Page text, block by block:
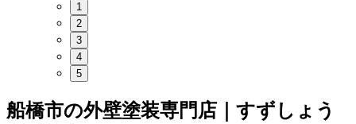
1
2
3
4
5
船橋市の外壁塗装専門店｜すずしょう